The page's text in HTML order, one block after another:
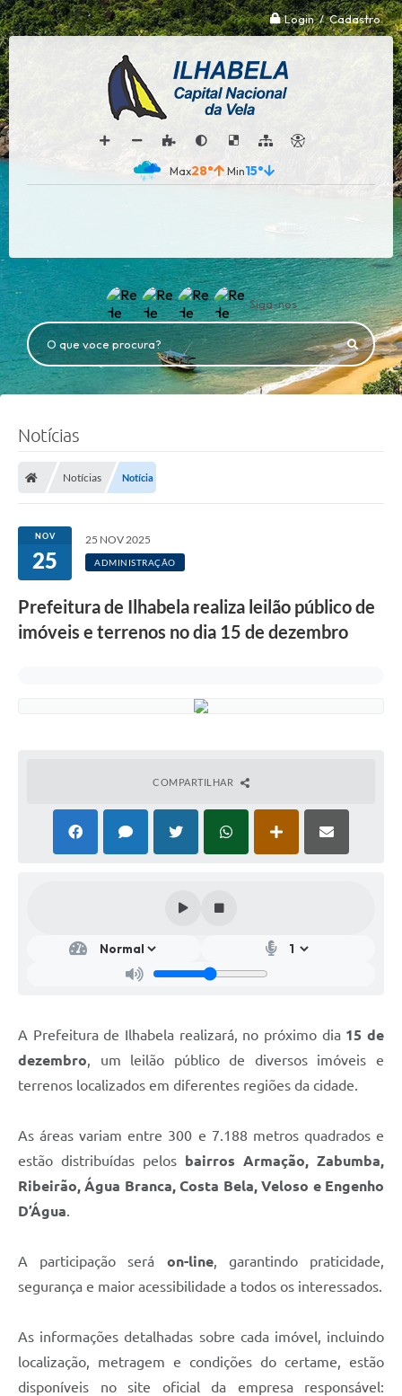
Login / Cadastro
28° 15°
Siga-nos
O que voce procura?
Notícias
Notícias Notícia
NOV
25
25 NOV 2025
ADMINISTRAÇÃO
Prefeitura de Ilhabela realiza leilão público de
imóveis e terrenos no dia 15 de dezembro
COMPARTILHAR
A Prefeitura de Ilhabela realizará, no próximo dia 15 de
dezembro , um leilão público de diversos imóveis e
terrenos localizados em diferentes regiões da cidade.
As áreas variam entre 300 e 7.188 metros quadrados e
estão distribuídas pelos bairros Armação, Zabumba,
Ribeirão, Água Branca, Costa Bela, Veloso e Engenho
D’Água
A participação será on-line, garantindo praticidade,
segurança e maior acessibilidade a todos os interessados.
As informações detalhadas sobre cada imóvel, incluindo
localização, metragem e condições do certame, estão
disponíveis no site oficial da empresa responsável: